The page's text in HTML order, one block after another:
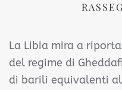
La Libia mira a
del regime di
di barili equivalenti